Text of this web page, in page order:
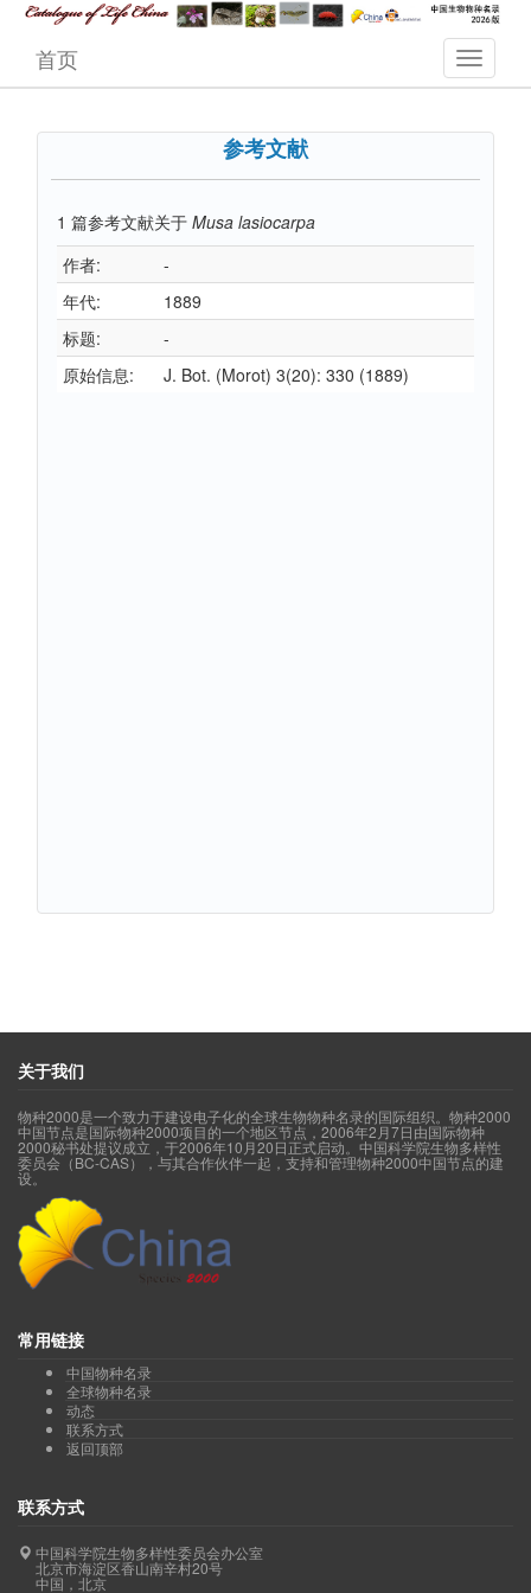
首页
参考文献
1 篇参考文献关于 Musa lasiocarpa
作者:
-
年代:
1889
标题:
-
原始信息:
J. Bot. (Morot) 3(20): 330 (1889)
关于我们
物种2000是一个致力于建设电子化的全球生物物种名录的国际组织。物种2000
中国节点是国际物种2000项目的一个地区节点，2006年2月7日由国际物种
2000秘书处提议成立，于2006年10月20日正式启动。中国科学院生物多样性
委员会（BC-CAS），与其合作伙伴一起，支持和管理物种2000中国节点的建
设。
常用链接
中国物种名录
全球物种名录
动态
联系方式
返回顶部
联系方式
中国科学院生物多样性委员会办公室
北京市海淀区香山南辛村20号
中国，北京